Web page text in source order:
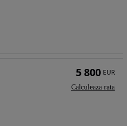
5 800 EUR
Calculeaza rata